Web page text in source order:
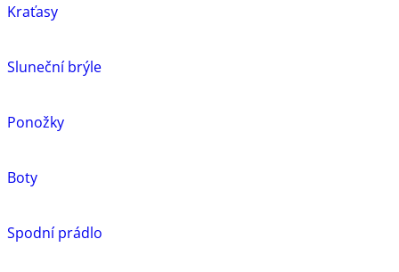
Kraťasy
Sluneční brýle
Ponožky
Boty
Spodní prádlo